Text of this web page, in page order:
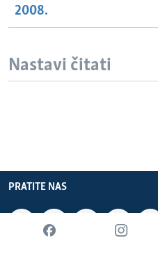
2008.
Nastavi čitati
PRATITE NAS